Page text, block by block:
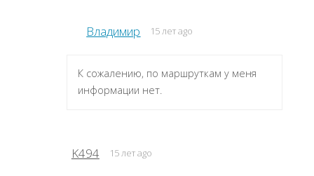
Владимир 15 лет ago
К сожалению, по маршруткам у меня
информации нет.
K494 15 лет ago